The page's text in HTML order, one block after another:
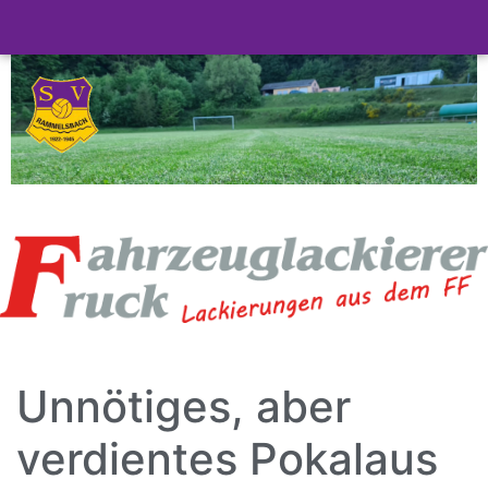
Unnötiges, aber
verdientes Pokalaus